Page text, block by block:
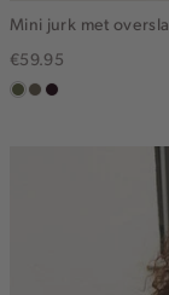
Mini jurk met
€59.95
groen,
middenbruin
bordeaux,